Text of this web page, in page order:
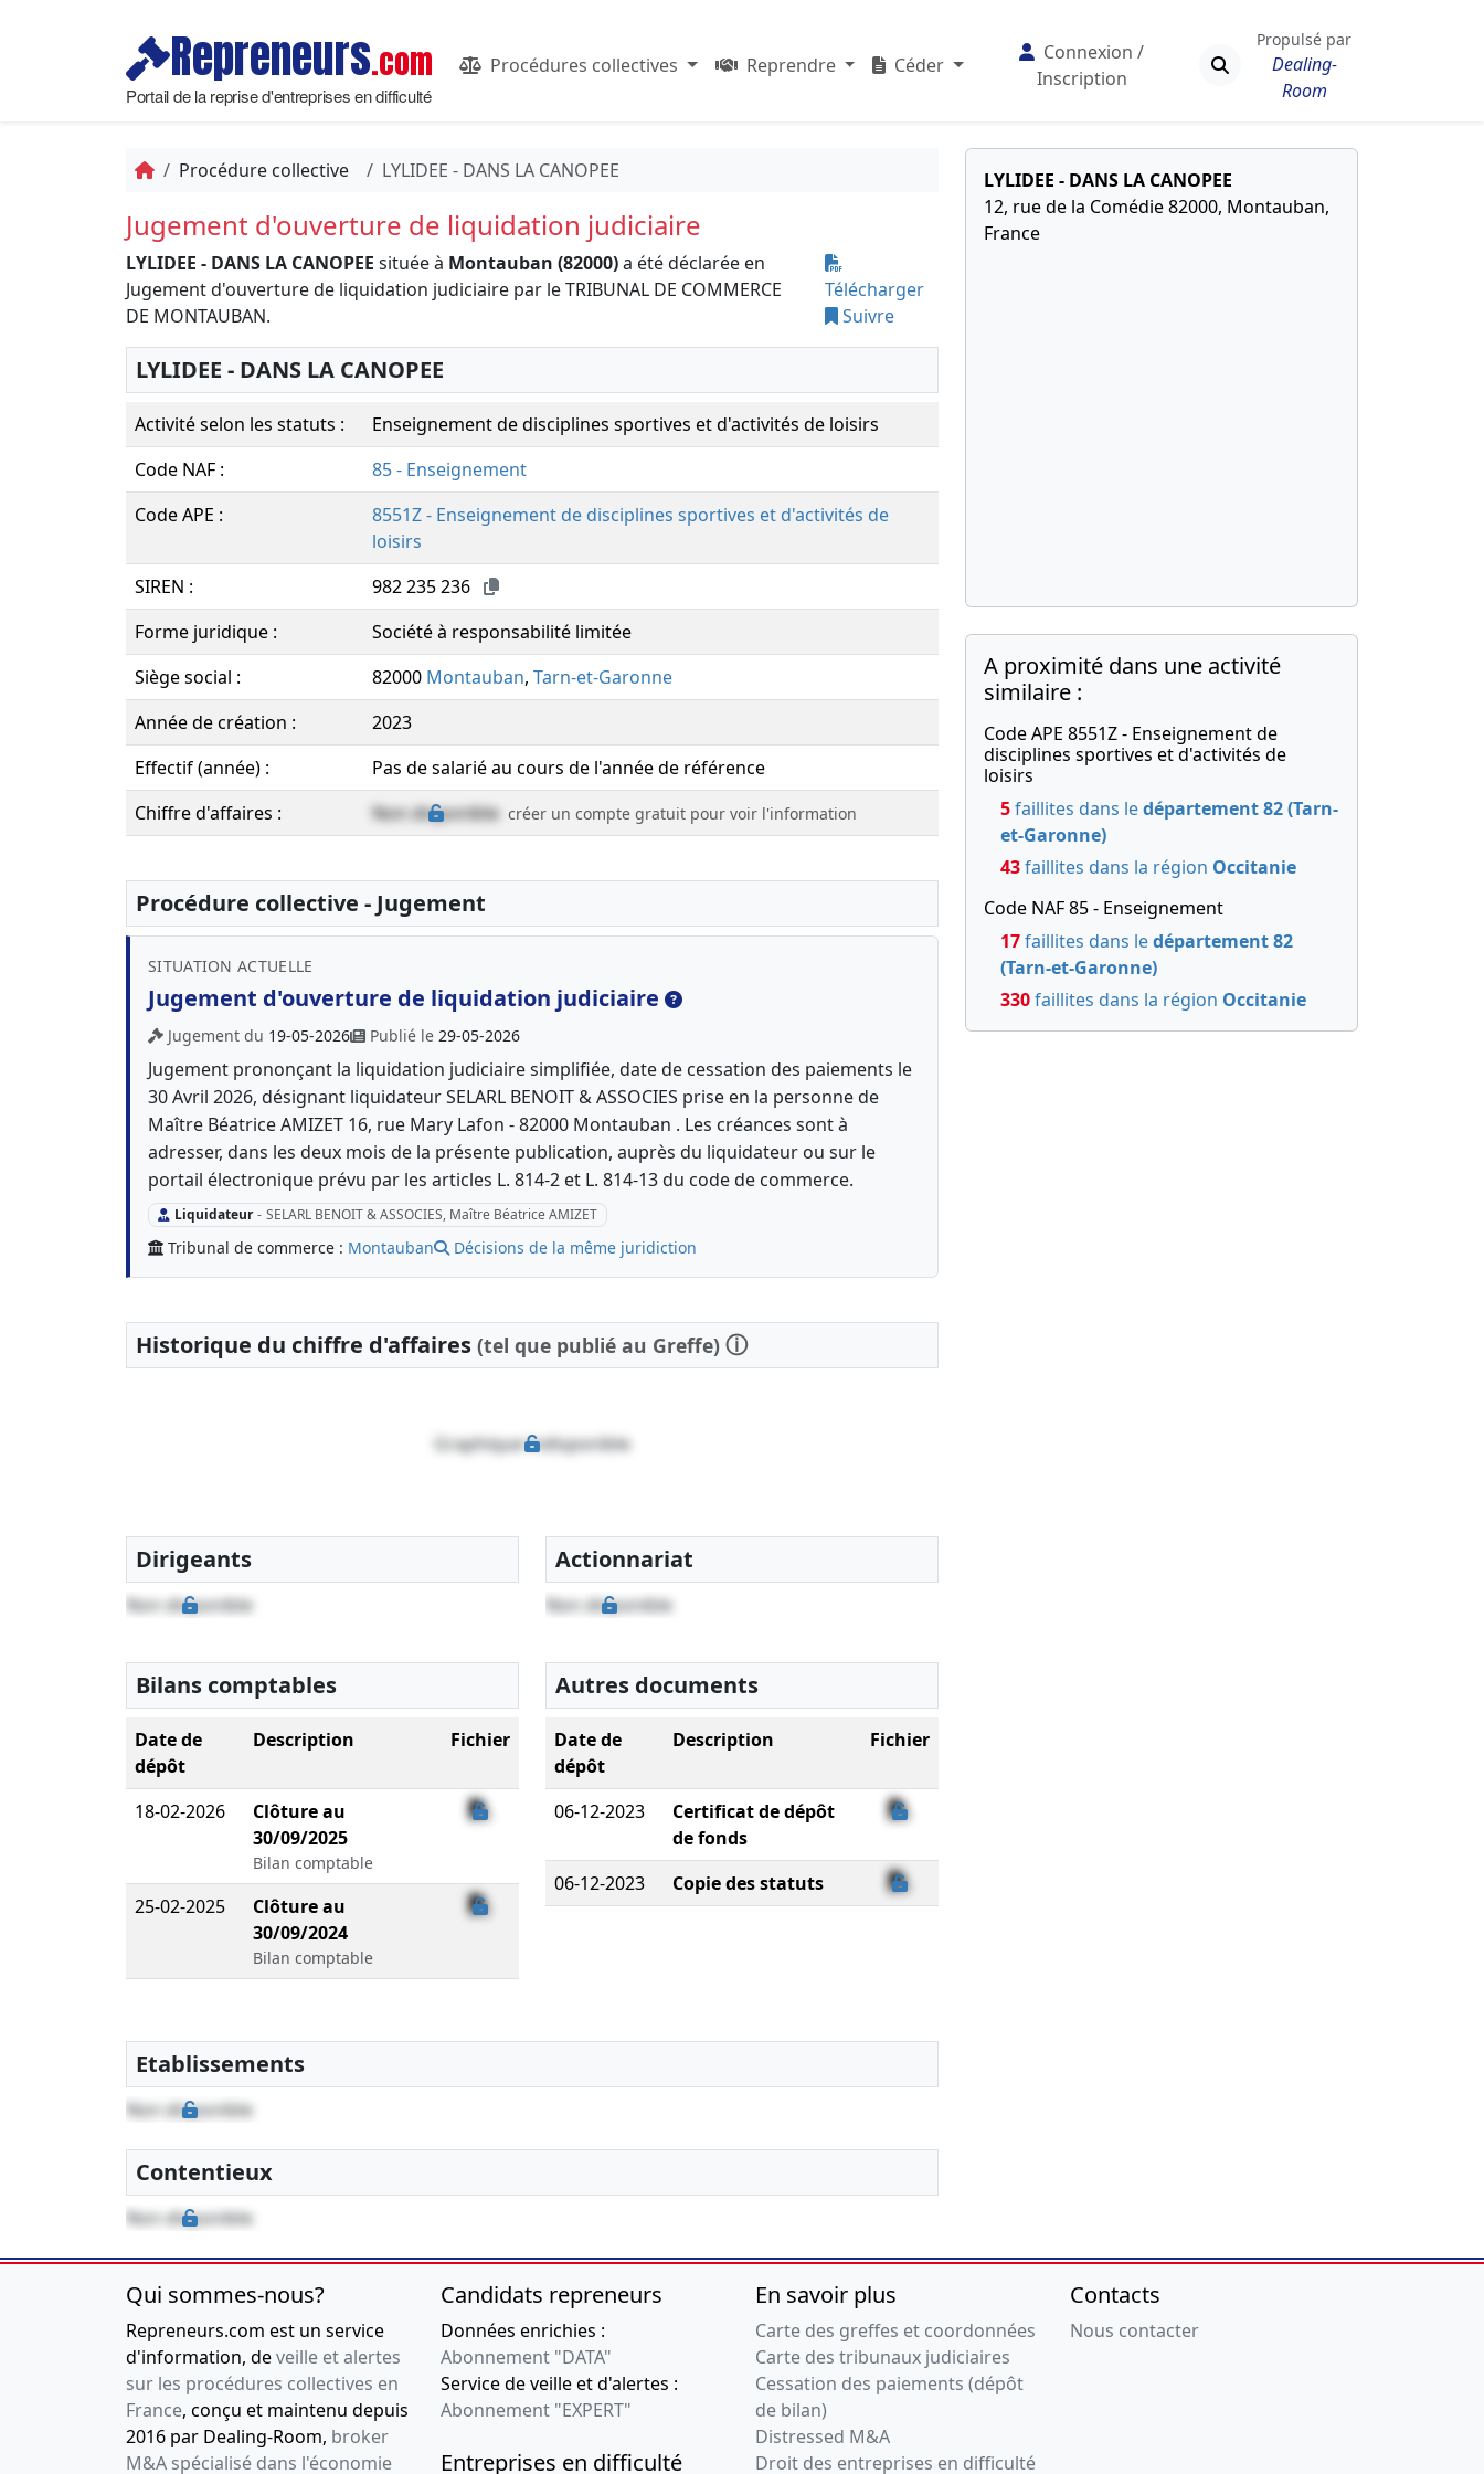
Repreneurs.com
Portail de la reprise d'entreprises en difficulté
Procédures collectives Reprendre Céder
Connexion /
Inscription
Propulsé par
Dealing-
Room
Procédure collective LYLIDEE - DANS LA CANOPEE
Jugement d'ouverture de liquidation judiciaire
LYLIDEE - DANS LA CANOPEE située à Montauban (82000)a été déclarée en
Jugement d'ouverture de liquidation judiciaire par le TRIBUNAL DE COMMERCE
DE MONTAUBAN.
Télécharger
Suivre
LYLIDEE - DANS LA CANOPEE
Activité selon les statuts :
Enseignement de disciplines sportives et d'activités de loisirs
Code NAF :
85 - Enseignement
Code APE :
8551Z - Enseignement de disciplines sportives et d'activités de
loisirs
SIREN :
982 235 236
Forme juridique :
Société à responsabilité limitée
Siège social :
82000 Montauban, Tarn-et-Garonne
Année de création :
2023
Effectif (année) :
Pas de salarié au cours de l'année de référence
Chiffre d'affaires :
Non disponible créer un compte gratuit pour voir l'information
Procédure collective - Jugement
SITUATION ACTUELLE
Jugement d'ouverture de liquidation judiciaire
Jugement du 19-05-2026 Publié le 29-05-2026
Jugement prononçant la liquidation judiciaire simplifiée, date de cessation des paiements le
30 Avril 2026, désignant liquidateur SELARL BENOIT & ASSOCIES prise en la personne de
Maître Béatrice AMIZET 16, rue Mary Lafon - 82000 Montauban . Les créances sont à
adresser, dans les deux mois de la présente publication, auprès du liquidateur ou sur le
portail électronique prévu par les articles L. 814-2 et L. 814-13 du code de commerce.
Liquidateur - SELARL BENOIT & ASSOCIES, Maître Béatrice AMIZET
Tribunal de commerce : Montauban Décisions de la même juridiction
Historique du chiffre d'affaires (tel que publié au Greffe) ⓘ
Graphique indisponible
Dirigeants
Non disponible
Actionnariat
Non disponible
Bilans comptables
Date de
dépôt
Description Fichier
18-02-2026
Clôture au
30/09/2025
Bilan comptable
25-02-2025
Clôture au
30/09/2024
Bilan comptable
Autres documents
Date de
dépôt
Description Fichier
06-12-2023
Certificat de dépôt
de fonds
06-12-2023
Copie des statuts
Etablissements
Non disponible
Contentieux
Non disponible
LYLIDEE - DANS LA CANOPEE
12, rue de la Comédie 82000, Montauban,
France
A proximité dans une activité
similaire :
Code APE 8551Z - Enseignement de
disciplines sportives et d'activités de
loisirs
5faillites dans ledépartement 82 (Tarn-
et-Garonne)
43faillites dans la région Occitanie
Code NAF 85 - Enseignement
17faillites dans ledépartement 82
(Tarn-et-Garonne)
330faillites dans la région Occitanie
Qui sommes-nous?
Repreneurs.com est un service
d'information, deveille et alertes
sur les procédures collectives en
France, conçu et maintenu depuis
2016 par Dealing-Room, broker
M&A spécialisé dans l'économie
Candidats repreneurs
Données enrichies :
Abonnement "DATA"
Service de veille et d'alertes :
Abonnement "EXPERT"
Entreprises en difficulté
En savoir plus
Carte des greffes et coordonnées
Carte des tribunaux judiciaires
Cessation des paiements (dépôt
de bilan)
Distressed M&A
Droit des entreprises en difficulté
Contacts
Nous contacter